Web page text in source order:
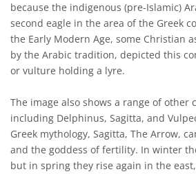
because the indigenous (pre-Islamic)
second eagle in the area of the Greek
the Early Modern Age, some Christian
by the Arabic tradition, depicted this
or vulture holding a lyre.
The image also shows a range of other
including Delphinus, Sagitta, and
Greek mythology, Sagitta, The Arrow,
and the goddess of fertility. In winter
but in spring they rise again in the